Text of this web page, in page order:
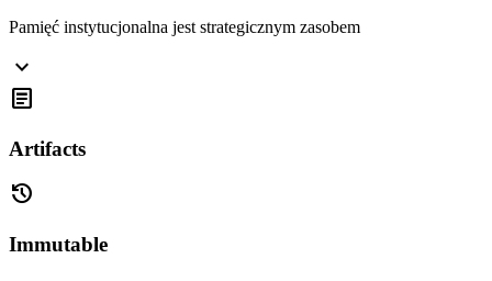
Pamięć instytucjonalna jest strategicznym zasobem
expand_more
article
Artifacts
history
Immutable